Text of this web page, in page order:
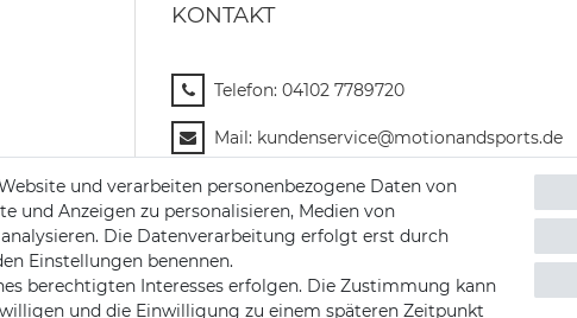
KONTAKT
Telefon: 04102 7789720
Mail: kundenservice@motionandsports.de
Jochim-Klindt-Str. 5
22926 Ahrensburg
und verarbeiten personenbezogene Daten von
und Anzeigen zu personalisieren, Medien von
Die Datenverarbeitung erfolgt erst durch
Einstellungen benennen.
berechtigten Interesses erfolgen. Die Zustimmung kann
und die Einwilligung zu einem späteren Zeitpunkt